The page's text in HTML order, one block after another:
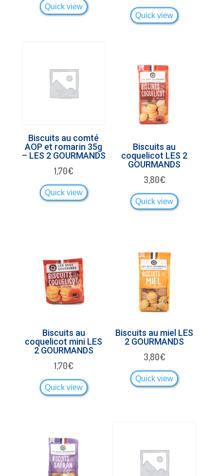
Quick view
Quick view
Biscuits au comté
AOP et romarin 35g
– LES 2 GOURMANDS
1,70€
Quick view
Biscuits au
coquelicot LES 2
GOURMANDS
3,80€
Quick view
Biscuits au
coquelicot mini LES
2 GOURMANDS
1,70€
Quick view
Biscuits au miel LES
2 GOURMANDS
3,80€
Quick view